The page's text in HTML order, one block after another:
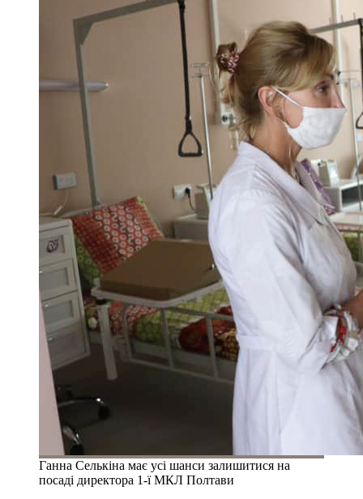
Ганна Селькіна має усі шанси залишитися на
посаді директора 1-ї МКЛ Полтави